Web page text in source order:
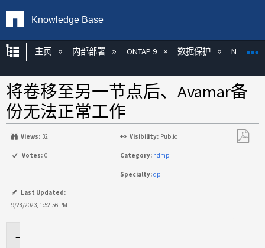
Knowledge Base
扩展/隐缩全局层次
主页 内部部署 ONTAP 9 数据保护 NDMP
将卷移至另一节点后、Avamar备
份无法正常工作
Views: 32 Visibility: Public
Votes: 0 Category: ndmp
Specialty:dp
Last Updated:
9/28/2023, 1:52:56 PM